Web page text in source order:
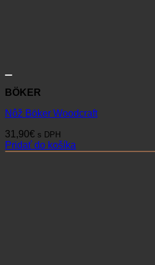
BÖKER
Nôž Böker Woodcraft
31,90€ s DPH
Pridať do košíka